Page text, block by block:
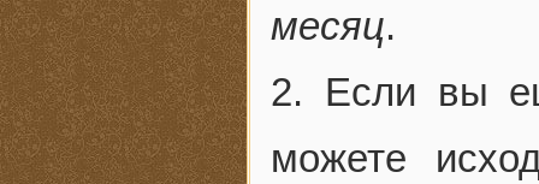
месяц.
2. Если вы
можете